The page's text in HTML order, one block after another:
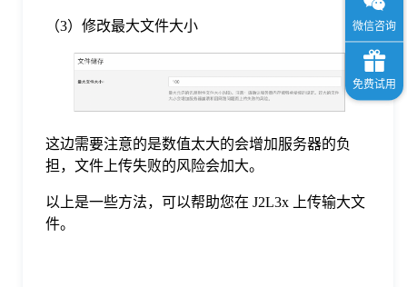
（3）修改最大文件大小
这边需要注意的是数值太大的会增加服务器的负
担，文件上传失败的风险会加大。
以上是一些方法，可以帮助您在 J2L3x 上传输大文
件。